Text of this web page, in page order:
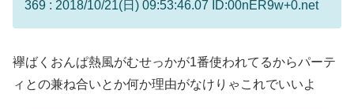
369 : 2018/10/21(日) 09:53:46.07 ID:00nER9w+0.net
襷ばくおんぱ熱風がむせっかが1番使われてるからパーテ
ィとの兼ね合いとか何か理由がなけりゃこれでいいよ